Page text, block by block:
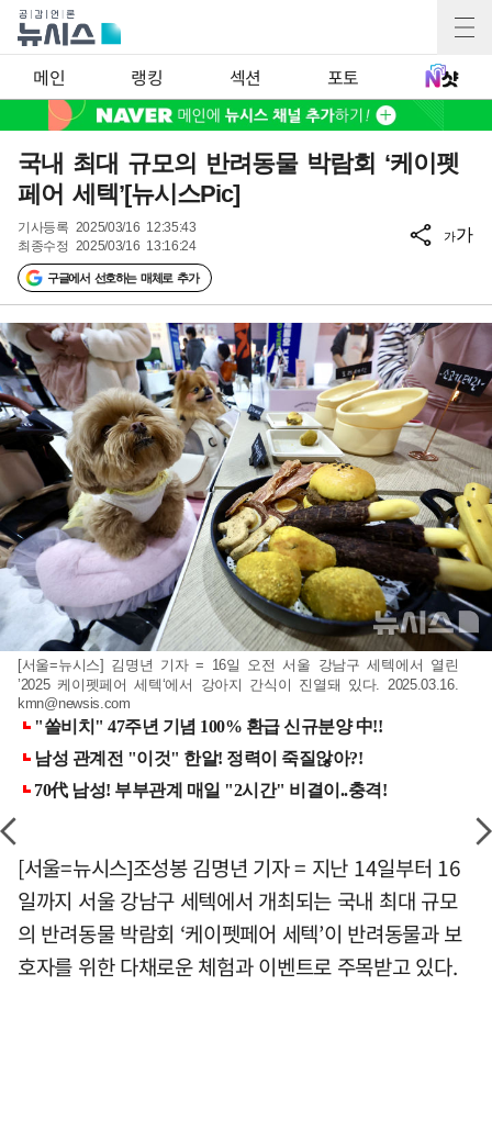
메인 랭킹 섹션 포토
국내 최대 규모의 반려동물 박람회 ‘케이펫
페어 세텍’[뉴시스Pic]
기사등록 2025/03/16 12:35:43
최종수정 2025/03/16 13:16:24
구글에서 선호하는 매체로 추가
가가
[서울=뉴시스] 김명년 기자 = 16일 오전 서울 강남구 세텍에서 열린
’2025 케이펫페어 세텍‘에서 강아지 간식이 진열돼 있다. 2025.03.16.
kmn@newsis.com
[서울=뉴시스]조성봉 김명년 기자 = 지난 14일부터 16
일까지 서울 강남구 세텍에서 개최되는 국내 최대 규모
의 반려동물 박람회 ‘케이펫페어 세텍’이 반려동물과 보
호자를 위한 다채로운 체험과 이벤트로 주목받고 있다.